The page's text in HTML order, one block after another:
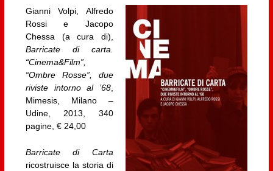
Gianni Volpi, Alfredo
Rossi e Jacopo
Chessa (a cura di),
Barricate di carta.
“Cinema&Film”,
“Ombre Rosse”, due
riviste intorno al ’68
Mimesis, Milano –
Udine, 2013, 340
pagine, € 24,00
Barricate di Carta
ricostruisce la storia di